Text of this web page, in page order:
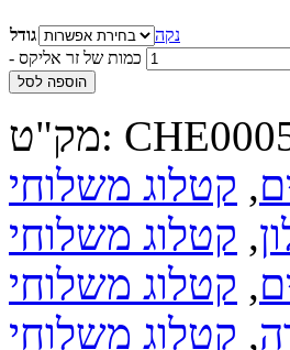
גודל
נקה
- כמות של זר אליקס
הוספה לסל
מק"ט:
, קטלוג משלוחי
, קטלוג משלוחי
, קטלוג משלוחי
, קטלוג משלוחי